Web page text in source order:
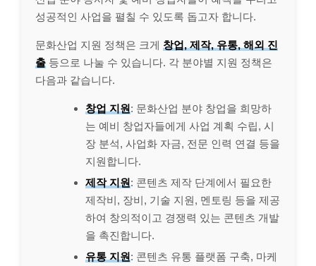
성공적인 사업을 펼칠 수 있도록 돕고자 합니다.
문화산업 지원 정책은 크게 창업, 제작, 유통, 해외 진
출 등으로 나눌 수 있습니다. 각 분야별 지원 정책은
다음과 같습니다.
창업 지원: 문화산업 분야 창업을 희망하
는 예비 창업자들에게 사업 계획 수립, 시
장 분석, 사업화 자금, 전문 인력 연결 등을
지원합니다.
제작 지원: 콘텐츠 제작 단계에서 필요한
제작비, 장비, 기술 지원, 멘토링 등을 제공
하여 창의적이고 경쟁력 있는 콘텐츠 개발
을 촉진합니다.
유통 지원: 콘텐츠 유통 플랫폼 구축, 마케